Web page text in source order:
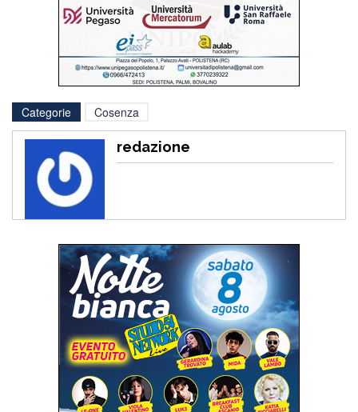
Categorie Cosenza
redazione